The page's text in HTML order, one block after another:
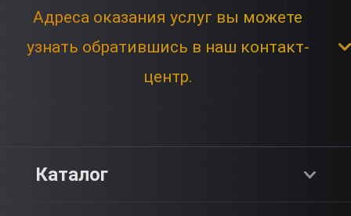
Адреса оказания услуг вы можете
узнать обратившись в наш контакт-
центр.
Каталог